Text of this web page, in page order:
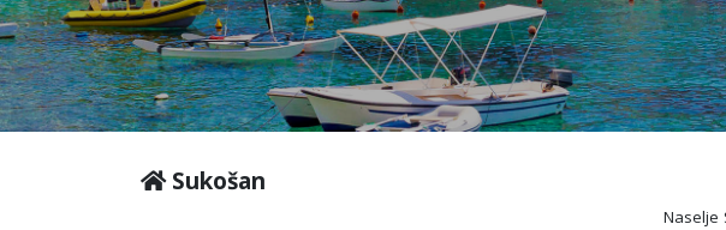
Sukošan
Naselje